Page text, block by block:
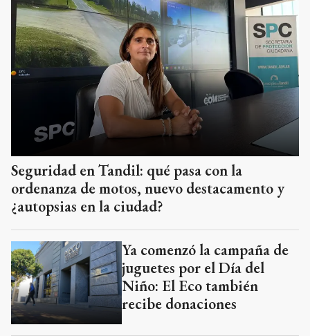
Seguridad en Tandil: qué pasa con la
ordenanza de motos, nuevo destacamento y
¿autopsias en la ciudad?
Ya comenzó la campaña de
juguetes por el Día del
Niño: El Eco también
recibe donaciones